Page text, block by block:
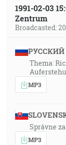
1991-02-03
Zentrum
Broadcasted:
Thema:
MP3
Správne
MP3